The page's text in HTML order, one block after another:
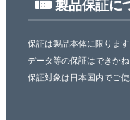
製品保証に
保証は製品本体に限ります
データ等の保証はできか
保証対象は日本国内でご